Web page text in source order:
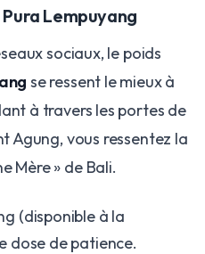
Lempuyang
sociaux, le poids
se ressent le mieux à
à travers les portes de
Agung, vous ressentez la
Mère » de Bali.
(disponible à la
dose de patience.